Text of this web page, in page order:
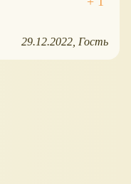
29.12.2022 Гость